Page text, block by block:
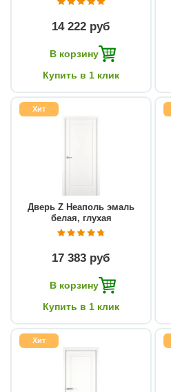
14 222 руб
В корзину
Купить в 1 клик
Хит
Дверь Z Неаполь эмаль
белая, глухая
17 383 руб
В корзину
Купить в 1 клик
Хит